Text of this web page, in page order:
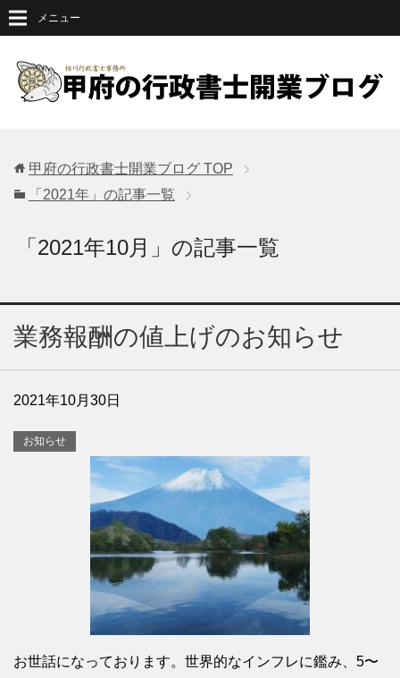
メニュー
甲府の行政書士開業ブログ TOP
「2021年」の記事一覧
「2021年10月」の記事一覧
業務報酬の値上げのお知らせ
2021年10月30日
お知らせ
お世話になっております。世界的なインフレに鑑み、5〜